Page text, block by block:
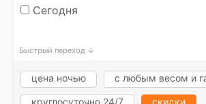
Сегодня
Быстрый переход ↓
цена ночью с любым весом и
круглосуточно 24/7 скидки